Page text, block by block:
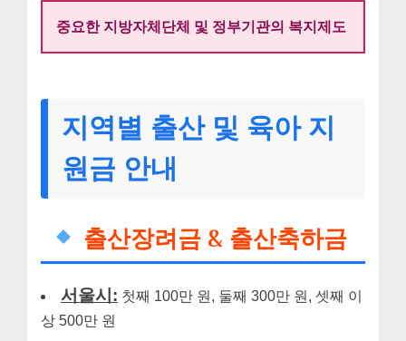
중요한 지방자체단체 및 정부기관의 복지제도
지역별 출산 및 육아 지
원금 안내
출산장려금 & 출산축하금
서울시: 첫째 100만 원, 둘째 300만 원, 셋째 이
상 500만 원